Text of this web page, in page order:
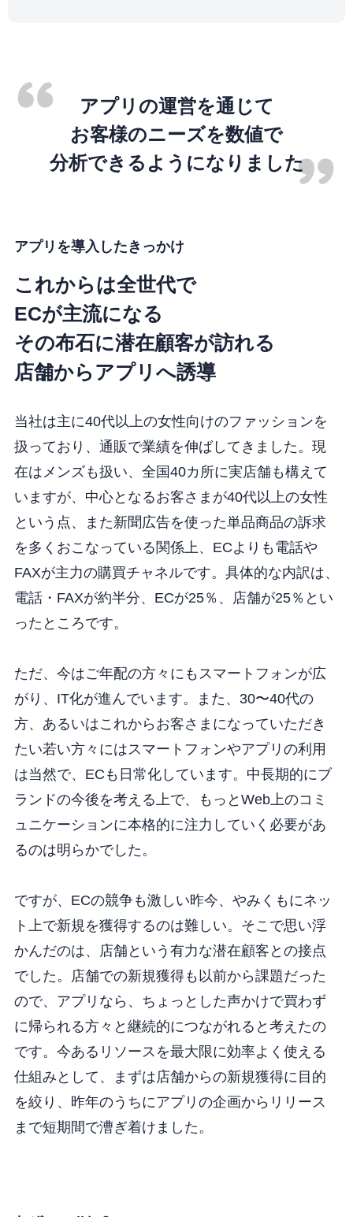
アプリの運営を通じて
お客様のニーズを数値で
分析できるようになりました
アプリを導入したきっかけ
これからは全世代で
ECが主流になる
その布石に潜在顧客が訪れる
店舗から アプリへ誘導
当社は主に40代以上の女性向けのファッションを
扱っており、通販で業績を伸ばしてきました。現
在はメンズも扱い、全国40カ所に実店舗も構えて
いますが、中心となるお客さまが40代以上の女性
という点、また新聞広告を使った単品商品の訴求
を多くおこなっている関係上、ECよりも電話や
FAXが主力の購買チャネルです。具体的な内訳は、
電話・FAXが約半分、ECが25％、店舗が25％とい
ったところです。
ただ、今はご年配の方々にもスマートフォンが広
がり、IT化が進んでいます。また、30〜40代の
方、あるいはこれからお客さまになっていただき
たい若い方々にはスマートフォンやアプリの利用
は当然で、ECも日常化しています。中長期的にブ
ランドの今後を考える上で、もっとWeb上のコミ
ュニケーションに本格的に注力していく必要があ
るのは明らかでした。
ですが、ECの競争も激しい昨今、やみくもにネッ
ト上で新規を獲得するのは難しい。そこで思い浮
かんだのは、店舗という有力な潜在顧客との接点
でした。店舗での新規獲得も以前から課題だった
ので、アプリなら、ちょっとした声かけで買わず
に帰られる方々と継続的につながれると考えたの
です。今あるリソースを最大限に効率よく使える
仕組みとして、まずは店舗からの新規獲得に目的
を絞り、昨年のうちにアプリの企画からリリース
まで短期間で漕ぎ着けました。